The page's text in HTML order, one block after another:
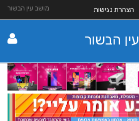
מושב עין הבשור הצהרת נגישות
עין הבשור